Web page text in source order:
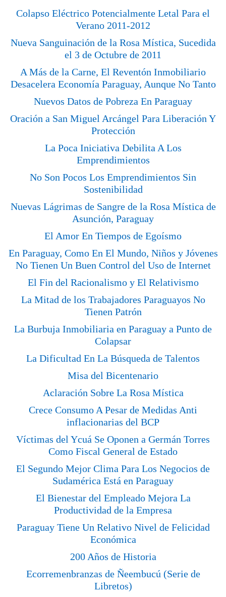
Colapso Eléctrico Potencialmente Letal Para el
Verano 2011-2012
Nueva Sanguinación de la Rosa Mística, Sucedida
el 3 de Octubre de 2011
A Más de la Carne, El Reventón Inmobiliario
Desacelera Economía Paraguay, Aunque No Tanto
Nuevos Datos de Pobreza En Paraguay
Oración a San Miguel Arcángel Para Liberación Y
Protección
La Poca Iniciativa Debilita A Los
Emprendimientos
No Son Pocos Los Emprendimientos Sin
Sostenibilidad
Nuevas Lágrimas de Sangre de la Rosa Mística de
Asunción, Paraguay
El Amor En Tiempos de Egoísmo
En Paraguay, Como En El Mundo, Niños y Jóvenes
No Tienen Un Buen Control del Uso de Internet
El Fin del Racionalismo y El Relativismo
La Mitad de los Trabajadores Paraguayos No
Tienen Patrón
La Burbuja Inmobiliaria en Paraguay a Punto de
Colapsar
La Dificultad En La Búsqueda de Talentos
Misa del Bicentenario
Aclaración Sobre La Rosa Mística
Crece Consumo A Pesar de Medidas Anti
inflacionarias del BCP
Víctimas del Ycuá Se Oponen a Germán Torres
Como Fiscal General de Estado
El Segundo Mejor Clima Para Los Negocios de
Sudamérica Está en Paraguay
El Bienestar del Empleado Mejora La
Productividad de la Empresa
Paraguay Tiene Un Relativo Nivel de Felicidad
Económica
200 Años de Historia
Ecorremenbranzas de Ñeembucú (Serie de
Libretos)